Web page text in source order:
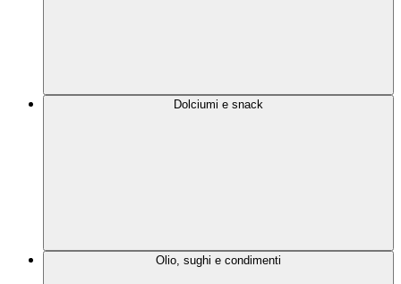
Dolciumi e snack
Olio, sughi e condimenti